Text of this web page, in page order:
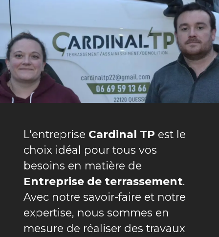
L'entreprise Cardinal TP est le
choix idéal pour tous vos
besoins en matière de
Entreprise de terrassement.
Avec notre savoir-faire et notre
expertise, nous sommes en
mesure de réaliser des travaux